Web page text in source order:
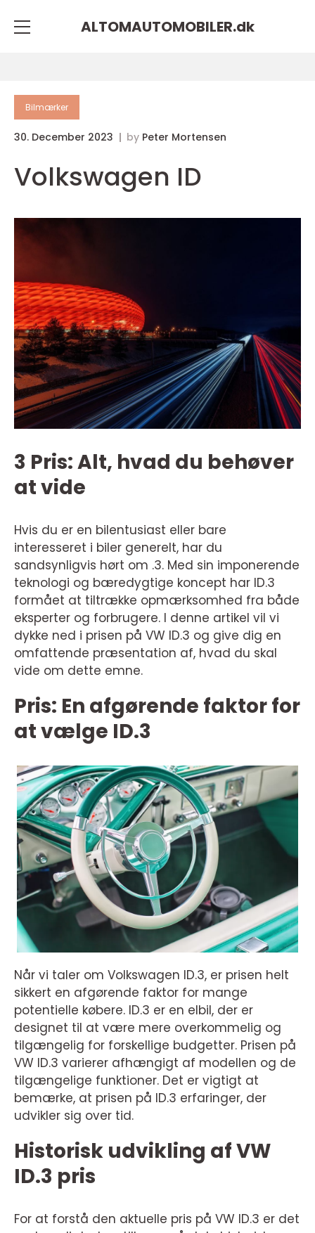
ALTOMAUTOMOBILER.dk
Bilmærker
30. December 2023 by Peter Mortensen
Volkswagen ID
3 Pris: Alt, hvad du behøver
at vide
Hvis du er en bilentusiast eller bare
interesseret i biler generelt, har du
sandsynligvis hørt om .3. Med sin imponerende
teknologi og bæredygtige koncept har ID.3
formået at tiltrække opmærksomhed fra både
eksperter og forbrugere. I denne artikel vil vi
dykke ned i prisen på VW ID.3 og give dig en
omfattende præsentation af, hvad du skal
vide om dette emne.
Pris: En afgørende faktor for
at vælge ID.3
Når vi taler om Volkswagen ID.3, er prisen helt
sikkert en afgørende faktor for mange
potentielle købere. ID.3 er en elbil, der er
designet til at være mere overkommelig og
tilgængelig for forskellige budgetter. Prisen på
VW ID.3 varierer afhængigt af modellen og de
tilgængelige funktioner. Det er vigtigt at
bemærke, at prisen på ID.3 erfaringer, der
udvikler sig over tid.
Historisk udvikling af VW
ID.3 pris
For at forstå den aktuelle pris på VW ID.3 er det